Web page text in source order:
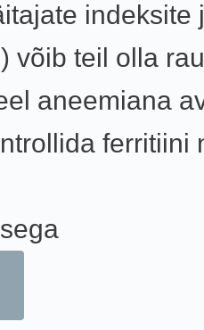
indeksite
võib teil olla
aneemiana
ferritiini